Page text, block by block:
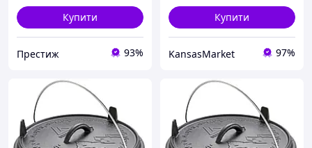
Купити
Престиж 93%
Купити
KansasMarket 97%